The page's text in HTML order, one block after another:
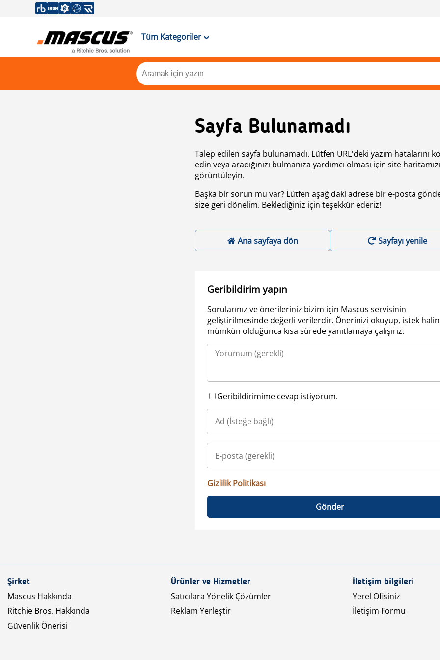
Tüm Kategoriler
Sayfa Bulunamadı
Talep edilen sayfa bulunamadı. Lütfen URL'deki yazım hatalarını
edin veya aradığınızı bulmanıza yardımcı olması için site haritamızı
görüntüleyin.
Başka bir sorun mu var? Lütfen aşağıdaki adrese bir e-posta
size geri dönelim. Beklediğiniz için teşekkür ederiz!
Ana sayfaya dön Sayfayı yenile
Geribildirim yapın
Sorularınız ve önerileriniz bizim için Mascus servisinin
geliştirilmesinde değerli verilerdir. Önerinizi okuyup, istek
mümkün olduğunca kısa sürede yanıtlamaya çalışırız.
Geribildirimime cevap istiyorum.
Gizlilik Politikası
Gönder
Şirket
Mascus Hakkında
Ritchie Bros. Hakkında
Güvenlik Önerisi
Ürünler ve Hizmetler
Satıcılara Yönelik Çözümler
Reklam Yerleştir
İletişim bilgileri
Yerel Ofisiniz
İletişim Formu